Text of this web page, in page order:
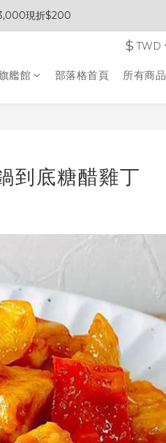
現折$200
現折$200
贈電動清潔刷 🎁
$ TWD
艦館 部落格首頁 所有商品
到底糖醋雞丁